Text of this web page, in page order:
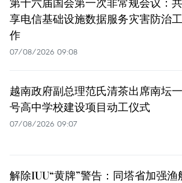
享电信基础设施数据服务灾害防治工
作
07/08/2026 09:08
越南政府副总理范氏清茶出席南坛一
号高中学校建设项目动工仪式
07/08/2026 09:07
解除IUU“黄牌”警告：同塔省加强渔